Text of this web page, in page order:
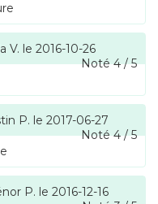
V. le 2016-10-26
Noté4/5
P. le 2017-06-27
Noté4/5
P. le 2016-12-16